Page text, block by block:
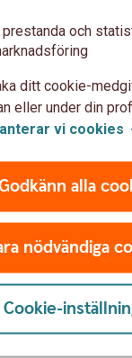
Flex
av risk och
pensionen.
prestanda och
ditt cookie-
eller under din
vi cookies
alla
nödvändiga
Cookie-